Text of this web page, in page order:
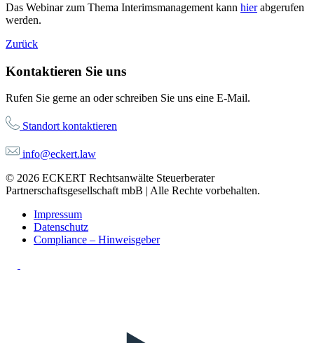
Das Webinar zum Thema Interimsmanagement kann hierabgerufen
werden.
Zurück
Kontaktieren Sie uns
Rufen Sie gerne an oder schreiben Sie uns eine E-Mail.
Standort kontaktieren
info@eckert.law
© 2026 ECKERT Rechtsanwälte Steuerberater
Partnerschaftsgesellschaft mbB | Alle Rechte vorbehalten.
Impressum
Datenschutz
Compliance – Hinweisgeber